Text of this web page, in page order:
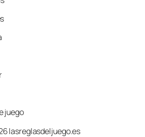
juego
lasreglasdeljuego.es